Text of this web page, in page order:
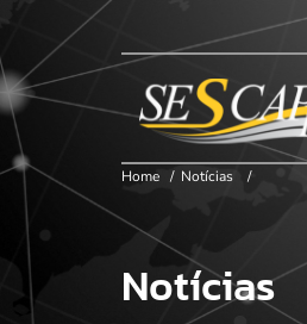
Início
SESCAP
Associados
Contribuição
Home / Notícias /
Notícias